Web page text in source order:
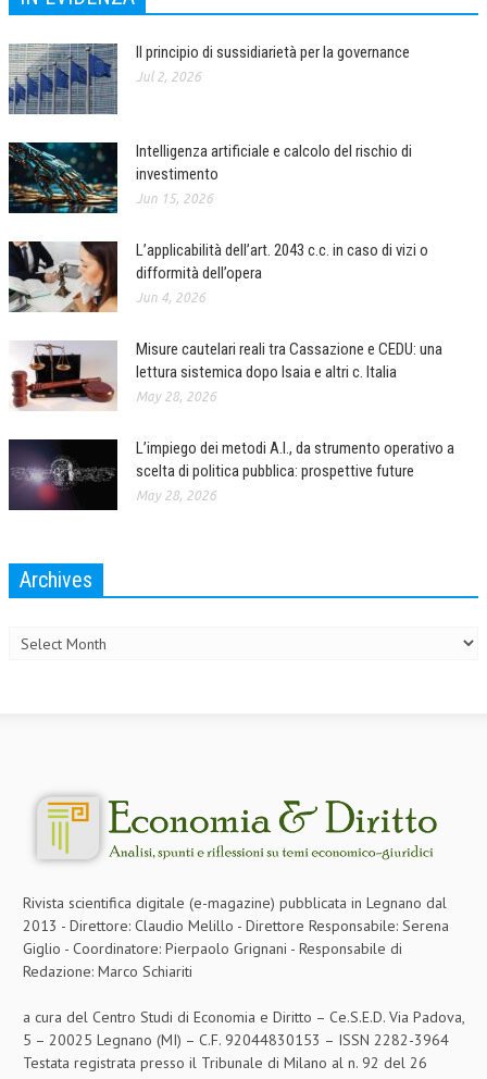
RISK MANAGEMENT
SVILUPPO SOSTENIBILE
PERSONA E CITTÀ
L’UMANISTA
DIRITTO
DIRITTO DEL LAVORO
DIRITTO DEL WEB
DIRITTO DELLE IMPRESE IN CRISI
CRIMINOLOGIA E CRIMINALISTICA
FISCO
DIRITTO TRIBUTARIO
TAX RISK MANAGEMENT
TRIBUTARIA
GIURISPRUDENZA
EUROPEA
COSTITUZIONALE
TRIBUTARIA
PENALE
Il principio di sussidiarietà per la governance
Jul 2, 2026
Intelligenza artificiale e calcolo del rischio di
investimento
Jun 15, 2026
L’applicabilità dell’art. 2043 c.c. in caso di vizi o
difformità dell’opera
Jun 4, 2026
Misure cautelari reali tra Cassazione e CEDU: una
lettura sistemica dopo Isaia e altri c. Italia
May 28, 2026
L’impiego dei metodi A.I., da strumento operativo a
scelta di politica pubblica: prospettive future
May 28, 2026
Archives
Rivista scientifica digitale (e-magazine) pubblicata in Legnano dal
2013 - Direttore: Claudio Melillo - Direttore Responsabile: Serena
Giglio - Coordinatore: Pierpaolo Grignani - Responsabile di
Redazione: Marco Schiariti
a cura del Centro Studi di Economia e Diritto – Ce.S.E.D. Via Padova,
5 – 20025 Legnano (MI) – C.F. 92044830153 – ISSN 2282-3964
Testata registrata presso il Tribunale di Milano al n. 92 del 26